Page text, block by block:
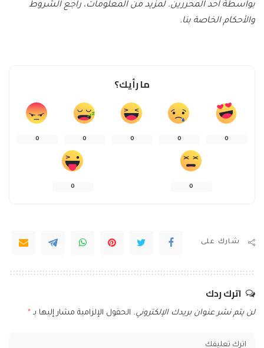
بواسطة أحد المحررين. لمزيد من المعلومات، راجع الشروط
والأحكام الخاصة بنا.
ما رأيك؟
0
0
0
0
0
0
0
شارك على
اترك ردك
لن يتم نشر عنوان بريدك الإلكتروني. الحقول الإلزامية مشار إليها بـ *